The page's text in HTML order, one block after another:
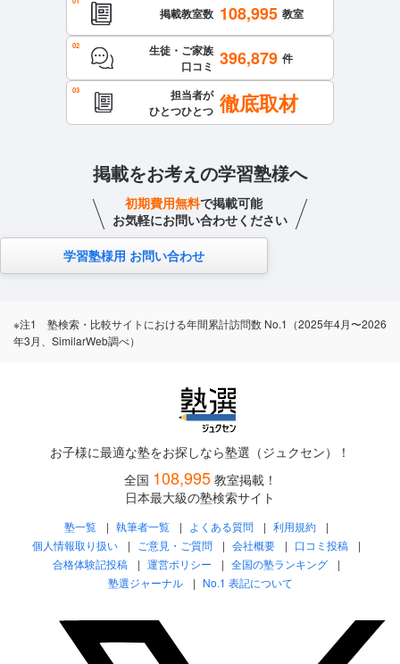
掲載教室数 108,995 教室
生徒・ご家族
口コミ 396,879 件
担当者が
ひとつひとつ 徹底取材
掲載をお考えの学習塾様へ
初期費用無料で掲載可能
お気軽にお問い合わせください
学習塾様用 お問い合わせ
※注1 塾検索・比較サイトにおける年間累計訪問数 No.1（2025年4月〜2026
年3月、SimilarWeb調べ）
お子様に最適な塾をお探しなら塾選（ジュクセン）！
全国 108,995 教室掲載！
日本最大級の塾検索サイト
塾一覧 執筆者一覧 よくある質問
利用規約
個人情報取り扱い
ご意見・ご質問 会社概要
口コミ投稿
合格体験記投稿
運営ポリシー
全国の塾ランキング
塾選ジャーナル
No.1 表記について